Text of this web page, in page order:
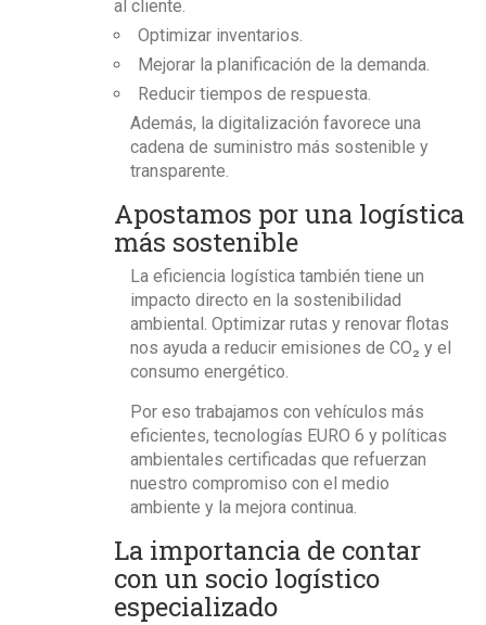
al cliente.
Optimizar inventarios.
Mejorar la planificación de la demanda.
Reducir tiempos de respuesta.
Además, la digitalización favorece una
cadena de suministro más sostenible y
transparente.
Apostamos por una logística
más sostenible
La eficiencia logística también tiene un
impacto directo en la sostenibilidad
ambiental. Optimizar rutas y renovar flotas
nos ayuda a reducir emisiones de CO₂ y el
consumo energético.
Por eso trabajamos con vehículos más
eficientes, tecnologías EURO 6 y políticas
ambientales certificadas que refuerzan
nuestro compromiso con el medio
ambiente y la mejora continua.
La importancia de contar
con un socio logístico
especializado